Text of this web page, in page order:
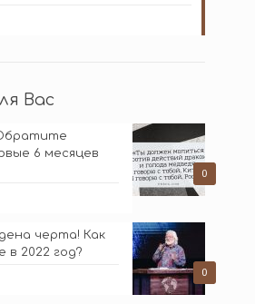
Вас
0
6 месяцев
0
черта! Как
2022 год?